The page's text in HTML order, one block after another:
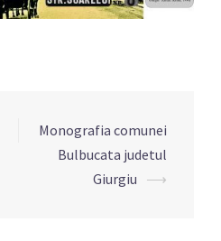
Monografia comunei
Bulbucata judetul
Giurgiu ⟶